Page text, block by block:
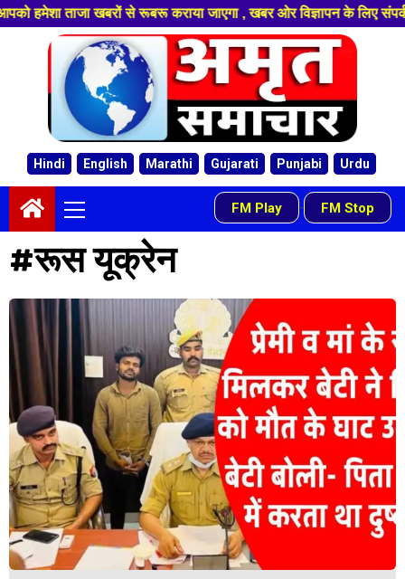
से रूबरू कराया जाएगा , खबर ओर विज्ञापन के लिए संपर्क करे +91
Hindi English Marathi Gujarati Punjabi Urdu
Menu
FM Play - FM Stop
#रूस यूक्रेन